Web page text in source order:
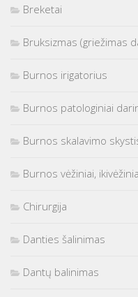
Breketai
Bruksizmas (griežimas
Burnos irigatorius
Burnos patologiniai
Burnos skalavimo
Burnos vėžiniai,
Chirurgija
Danties šalinimas
Dantų balinimas